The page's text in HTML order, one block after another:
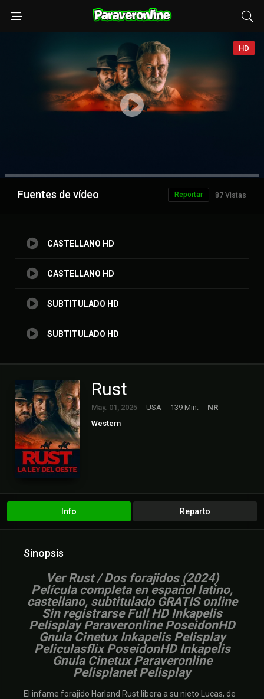
HD
Anuncio
Fuentes de vídeo 87 Vistas
Reportar
CASTELLANO HD
CASTELLANO HD
SUBTITULADO HD
SUBTITULADO HD
Rust
May. 01, 2025 USA 139 Min.
NR
Western
Info Reparto
Sinopsis
Ver Rust / Dos forajidos (2024)
Película completa en español latino,
castellano, subtitulado GRATIS online
Sin registrarse Full HD Inkapelis
Pelisplay Paraveronline PoseidonHD
Gnula Cinetux Inkapelis Pelisplay
Peliculasflix PoseidonHD Inkapelis
Gnula Cinetux Paraveronline
Pelisplanet Pelisplay
El infame forajido Harland Rust libera a su nieto Lucas, de